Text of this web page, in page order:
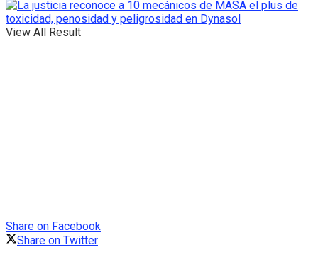
View All Result
Share on Facebook
Share on Twitter